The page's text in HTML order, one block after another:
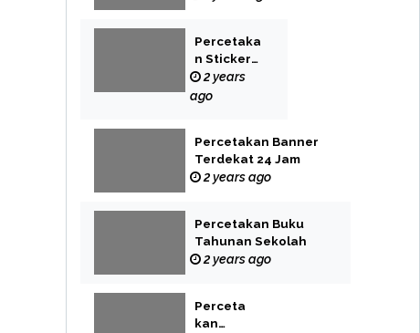
Percetaka
n Sticker
Label
2 years
ago
Percetakan Banner
Terdekat 24 Jam
2 years ago
Percetakan Buku
Tahunan Sekolah
2 years ago
Perceta
kan